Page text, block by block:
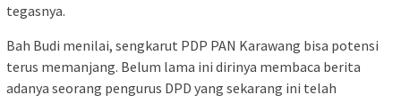
tegasnya.
Bah Budi menilai, sengkarut PDP PAN Karawang bisa potensi
terus memanjang. Belum lama ini dirinya membaca berita
adanya seorang pengurus DPD yang sekarang ini telah